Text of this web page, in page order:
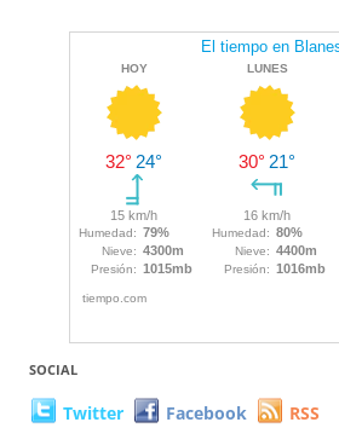
SOCIAL
Twitter Facebook RSS